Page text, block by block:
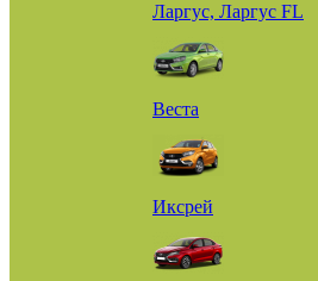
Ларгус, Ларгус FL
Веста
Иксрей